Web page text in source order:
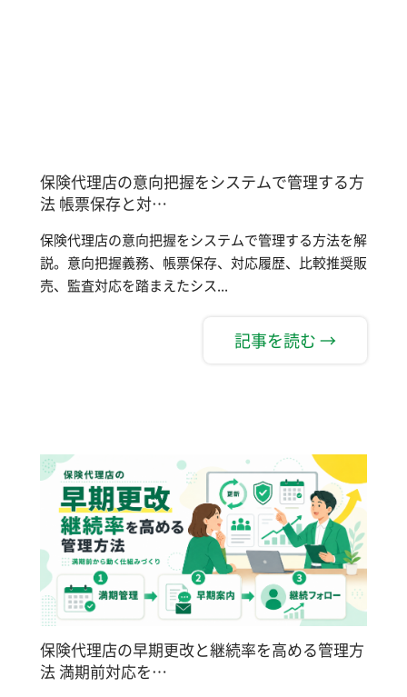
保険代理店の意向把握をシステムで管理する方
法 帳票保存と対…
保険代理店の意向把握をシステムで管理する方法を解
説。意向把握義務、帳票保存、対応履歴、比較推奨販
売、監査対応を踏まえたシス...
記事を読む →
保険代理店の早期更改と継続率を高める管理方
法 満期前対応を…